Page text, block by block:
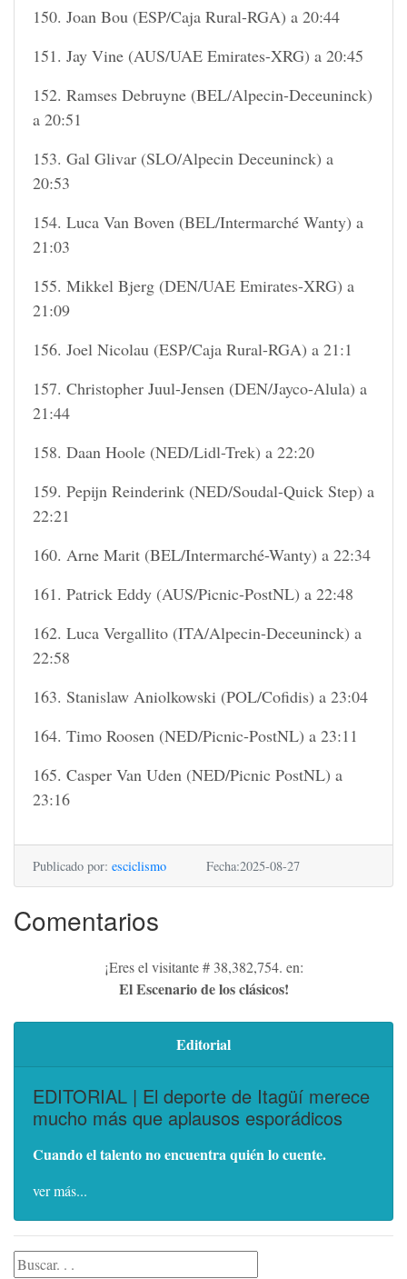
150. Joan Bou (ESP/Caja Rural-RGA) a 20:44
151. Jay Vine (AUS/UAE Emirates-XRG) a 20:45
152. Ramses Debruyne (BEL/Alpecin-Deceuninck)
a 20:51
153. Gal Glivar (SLO/Alpecin Deceuninck) a
20:53
154. Luca Van Boven (BEL/Intermarché Wanty) a
21:03
155. Mikkel Bjerg (DEN/UAE Emirates-XRG) a
21:09
156. Joel Nicolau (ESP/Caja Rural-RGA) a 21:1
157. Christopher Juul-Jensen (DEN/Jayco-Alula) a
21:44
158. Daan Hoole (NED/Lidl-Trek) a 22:20
159. Pepijn Reinderink (NED/Soudal-Quick Step) a
22:21
160. Arne Marit (BEL/Intermarché-Wanty) a 22:34
161. Patrick Eddy (AUS/Picnic-PostNL) a 22:48
162. Luca Vergallito (ITA/Alpecin-Deceuninck) a
22:58
163. Stanislaw Aniolkowski (POL/Cofidis) a 23:04
164. Timo Roosen (NED/Picnic-PostNL) a 23:11
165. Casper Van Uden (NED/Picnic PostNL) a
23:16
Publicado por: esciclismo Fecha:2025-08-27
Comentarios
¡Eres el visitante # 38,382,754. en:
El Escenario de los clásicos!
Editorial
EDITORIAL | El deporte de Itagüí merece
mucho más que aplausos esporádicos
Cuando el talento no encuentra quién lo cuente.
ver más...